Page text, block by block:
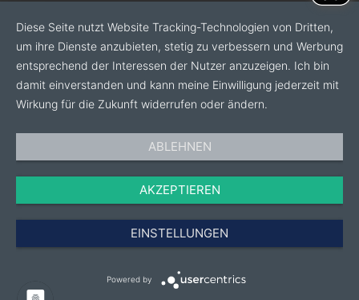
Diese Seite nutzt Website Tracking-Technologien von Dritten,
um ihre Dienste anzubieten, stetig zu verbessern und Werbung
entsprechend der Interessen der Nutzer anzuzeigen. Ich bin
damit einverstanden und kann meine Einwilligung jederzeit mit
Wirkung für die Zukunft widerrufen oder ändern.
ABLEHNEN
AKZEPTIEREN
EINSTELLUNGEN
Powered by